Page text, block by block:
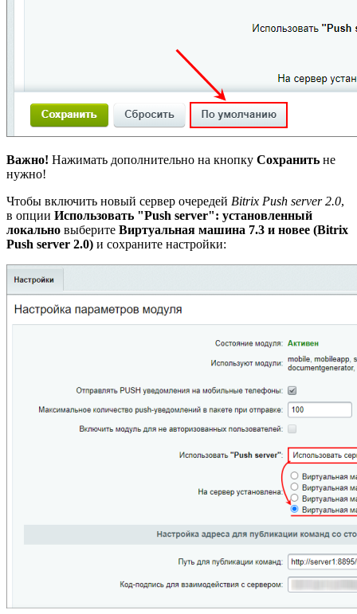
Важно! Нажимать дополнительно на кнопку Сохранить не
нужно!
Чтобы включить новый сервер очередей Bitrix Push server 2.0,
в опции Использовать "Push server": установленный
локально выберите Виртуальная машина 7.3 и новее (Bitrix
Push server 2.0) и сохраните настройки: